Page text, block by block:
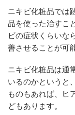
ニキビ化粧品では
品を使った治すこ
ビの症状くらいな
善させることが可
ニキビ化粧品は通
いるのかというと
ものもあれば、ヒ
どもあります。